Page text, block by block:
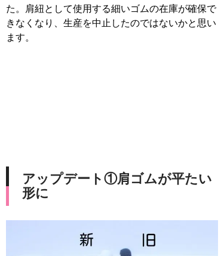
た。肩紐として使用する細いゴムの在庫が確保で
きなくなり、生産を中止したのではないかと思い
ます。
アップデート①肩ゴムが平たい
形に